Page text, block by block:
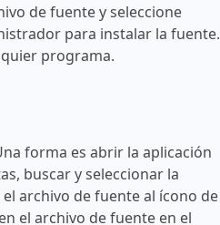
de fuente y seleccione
para instalar la fuente.
programa.
forma es abrir la aplicación
buscar y seleccionar la
archivo de fuente al ícono de
el archivo de fuente en el